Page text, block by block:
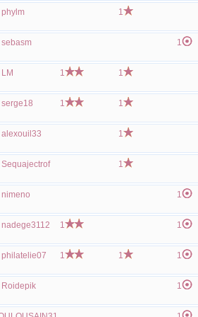
phylm 1
sebasm 1
LM 1 1
serge18 1 1
alexouil33 1
Sequajectrof 1
nimeno 1
nadege3112 1 1
philatelie07 1 1 1
Roidepik 1